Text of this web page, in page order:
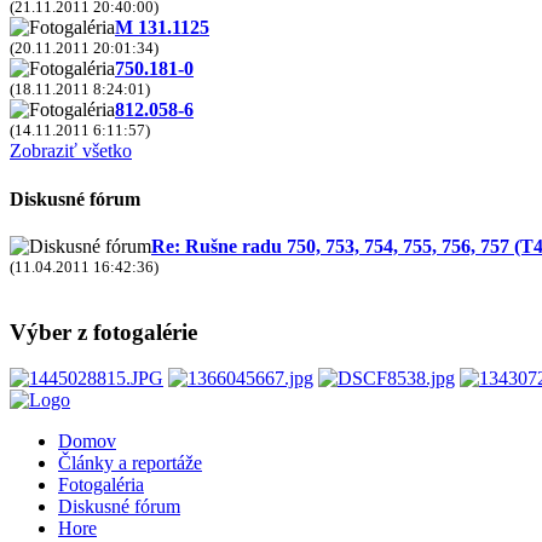
(21.11.2011 20:40:00)
M 131.1125
(20.11.2011 20:01:34)
750.181-0
(18.11.2011 8:24:01)
812.058-6
(14.11.2011 6:11:57)
Zobraziť všetko
Diskusné fórum
Re: Rušne radu 750, 753, 754, 755, 756, 757
(11.04.2011 16:42:36)
Výber z fotogalérie
Domov
Články a reportáže
Fotogaléria
Diskusné fórum
Hore